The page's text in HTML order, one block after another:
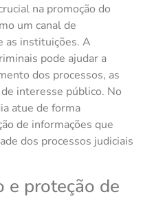
na promoção do
um canal de
as instituições. A
pode ajudar a
dos processos, as
interesse público. No
atue de forma
de informações que
dos processos judiciais
e proteção de